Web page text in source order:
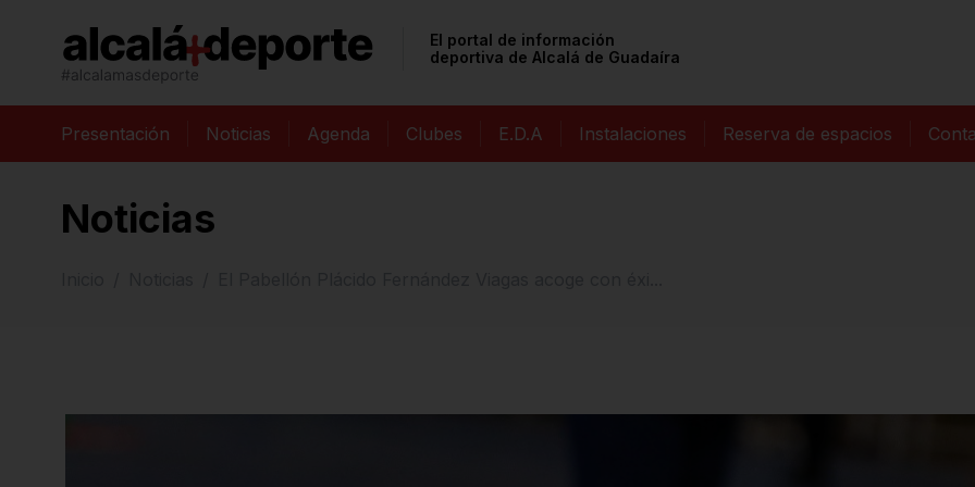
El portal de información
deportiva de Alcalá de Guadaíra
Presentación Noticias Agenda Clubes E.D.A Instalaciones Reserva de espacios
Noticias